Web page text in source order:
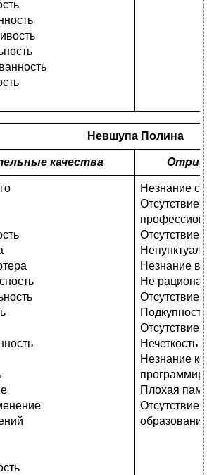
Невшупа Полина
качества
Незнание
Отсутствие
Отсутствие
Незнание
Не
Отсутствие
Подкупность
Отсутствие
Нечеткость
Незнание
Плохая
Отсутствие